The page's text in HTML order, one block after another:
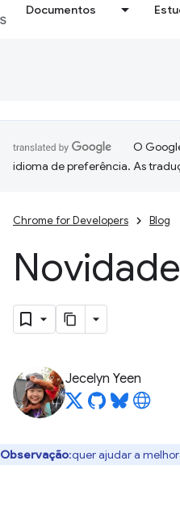
Documentos
O
idioma de preferência. As
Chrome for Developers Blog
Jecelyn Yeen
Observação:quer ajudar a